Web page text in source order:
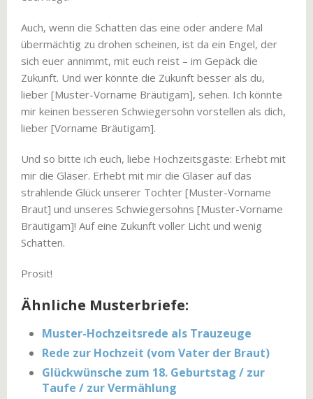
Auch, wenn die Schatten das eine oder andere Mal
übermächtig zu drohen scheinen, ist da ein Engel, der
sich euer annimmt, mit euch reist – im Gepäck die
Zukunft. Und wer könnte die Zukunft besser als du,
lieber [Muster-Vorname Bräutigam], sehen. Ich könnte
mir keinen besseren Schwiegersohn vorstellen als dich,
lieber [Vorname Bräutigam].
Und so bitte ich euch, liebe Hochzeitsgäste: Erhebt mit
mir die Gläser. Erhebt mit mir die Gläser auf das
strahlende Glück unserer Tochter [Muster-Vorname
Braut] und unseres Schwiegersohns [Muster-Vorname
Bräutigam]! Auf eine Zukunft voller Licht und wenig
Schatten.
Prosit!
Ähnliche Musterbriefe:
Muster-Hochzeitsrede als Trauzeuge
Rede zur Hochzeit (vom Vater der Braut)
Glückwünsche zum 18. Geburtstag / zur
Taufe / zur Vermählung